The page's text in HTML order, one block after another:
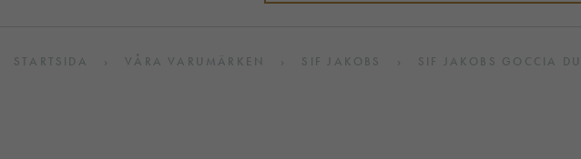
STARTSIDA › VÅRA VARUMÄRKEN › SIF JAKOBS › SIF JAKOBS GOCCIA